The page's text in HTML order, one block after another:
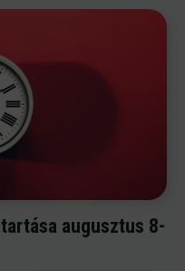
augusztus 8-